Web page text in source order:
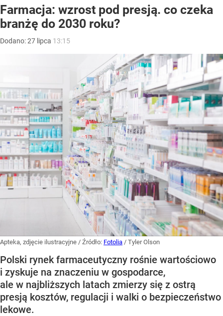
Farmacja: wzrost pod presją. co czeka
branżę do 2030 roku?
Dodano:27 lipca 13:15
Apteka, zdjęcie ilustracyjne / Źródło: Fotolia / Tyler Olson
Polski rynek farmaceutyczny rośnie wartościowo
i zyskuje na znaczeniu w gospodarce,
ale w najbliższych latach zmierzy się z ostrą
presją kosztów, regulacji i walki o bezpieczeństwo
lekowe.